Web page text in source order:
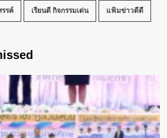
รค์ เรียนดี กิจกรรมเด่น แฟ้มข่าวดีดี